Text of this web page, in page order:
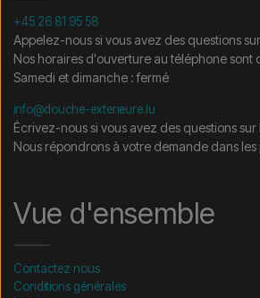
+45 26 81 95 58
Appelez-nous si vous avez des questions
Nos horaires d'ouverture au téléphone sont
Samedi et dimanche : fermé
info@douche-exterieure.lu
Écrivez-nous si vous avez des questions
Nous répondrons à votre demande dans les
Vue d'ensemble
Contactez nous
Conditions générales